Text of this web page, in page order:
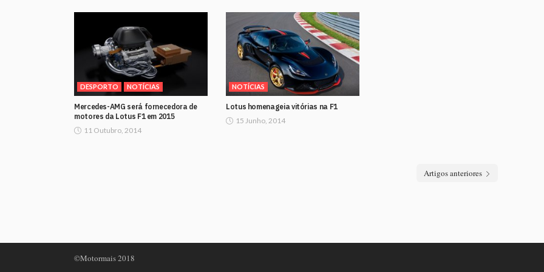
DESPORTO NOTÍCIAS
Mercedes-AMG será fornecedora de
motores da Lotus F1 em 2015
11 Outubro, 2014
NOTÍCIAS
Lotus homenageia vitórias na F1
15 Junho, 2014
Artigos anteriores
©Motormais 2018